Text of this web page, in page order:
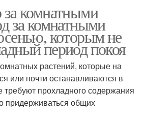
комнатными
за комнатными
которым не
период покоя
растений, которые на
или почти останавливаются в
требуют прохладного содержания
придерживаться общих